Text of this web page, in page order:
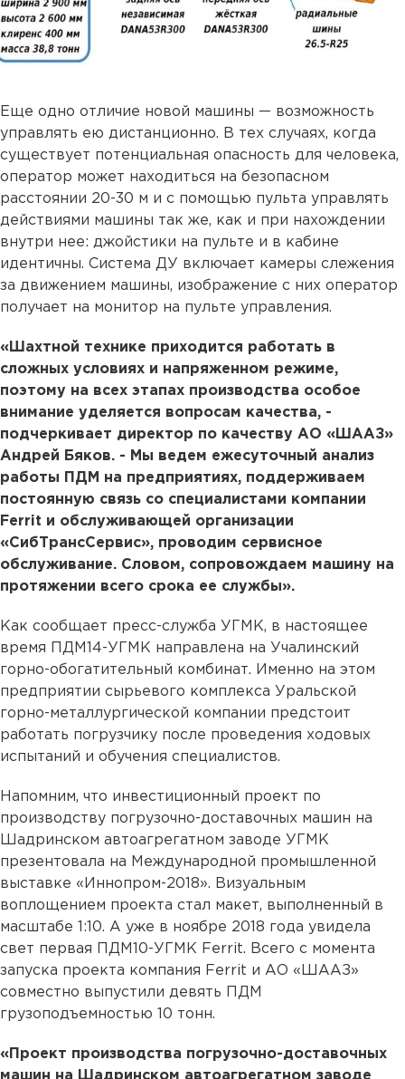
Еще одно отличие новой машины — возможность
управлять ею дистанционно. В тех случаях, когда
существует потенциальная опасность для человека,
оператор может находиться на безопасном
расстоянии 20-30 м и с помощью пульта управлять
действиями машины так же, как и при нахождении
внутри нее: джойстики на пульте и в кабине
идентичны. Система ДУ включает камеры слежения
за движением машины, изображение с них оператор
получает на монитор на пульте управления.
«Шахтной технике приходится работать в
сложных условиях и напряженном режиме,
поэтому на всех этапах производства особое
внимание уделяется вопросам качества, -
подчеркивает директор по качеству АО «ШААЗ»
Андрей Бяков. - Мы ведем ежесуточный анализ
работы ПДМ на предприятиях, поддерживаем
постоянную связь со специалистами компании
Ferrit и обслуживающей организации
«СибТрансСервис», проводим сервисное
обслуживание. Словом, сопровождаем машину на
протяжении всего срока ее службы».
Как сообщает пресс-служба УГМК, в настоящее
время ПДМ14-УГМК направлена на Учалинский
горно-обогатительный комбинат. Именно на этом
предприятии сырьевого комплекса Уральской
горно-металлургической компании предстоит
работать погрузчику после проведения ходовых
испытаний и обучения специалистов.
Напомним, что инвестиционный проект по
производству погрузочно-доставочных машин на
Шадринском автоагрегатном заводе УГМК
презентовала на Международной промышленной
выставке «Иннопром-2018». Визуальным
воплощением проекта стал макет, выполненный в
масштабе 1:10. А уже в ноябре 2018 года увидела
свет первая ПДМ10-УГМК Ferrit. Всего с момента
запуска проекта компания Ferrit и АО «ШААЗ»
совместно выпустили девять ПДМ
грузоподъемностью 10 тонн.
«Проект производства погрузочно-доставочных
машин на Шадринском автоагрегатном заводе